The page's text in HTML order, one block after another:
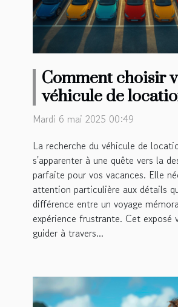
Comment choisir
véhicule de
vos vacances
Mardi 6 mai 2025 00:49
La recherche du véhicule de
s'apparenter à une quête vers la
parfaite pour vos vacances. Elle
attention particulière aux détails
différence entre un voyage
expérience frustrante. Cet exposé
guider à travers...